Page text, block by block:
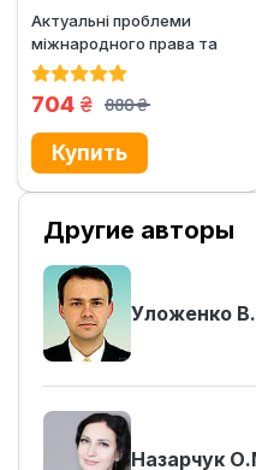
Эксклюзив
Актуальні проблеми
міжнародного права та
права Європейського
880
грн.
704 грн.
Другие авторы
Уложенко
Назарчук